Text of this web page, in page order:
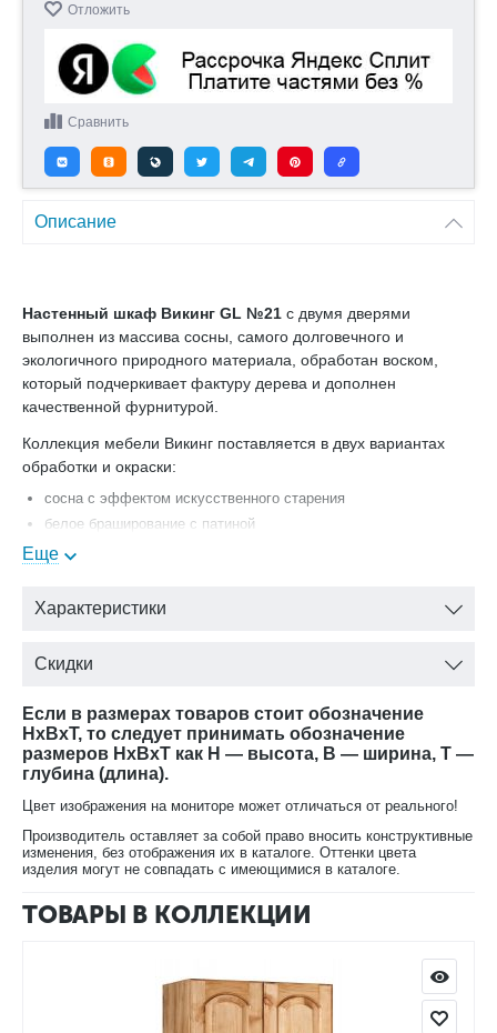
Отложить
Сравнить
Описание
Настенный шкаф Викинг GL №21 с двумя дверями
выполнен из массива сосны, самого долговечного и
экологичного природного материала, обработан воском,
который подчеркивает фактуру дерева и дополнен
качественной фурнитурой.
Коллекция мебели Викинг поставляется в двух вариантах
обработки и окраски:
сосна с эффектом искусственного старения
белое браширование с патиной
Настенный шкаф Викинг GL №21 Лидской мебельной
Еще
Характеристики
Скидки
Если в размерах товаров стоит обозначение
HxBxT, то следует принимать обозначение
размеров HxBxT как H — высота, B — ширина, T —
глубина (длина).
Цвет изображения на мониторе может отличаться от реального!
Производитель оставляет за собой право вносить конструктивные
изменения, без отображения их в каталоге. Оттенки цвета
изделия могут не совпадать с имеющимися в каталоге.
ТОВАРЫ В КОЛЛЕКЦИИ